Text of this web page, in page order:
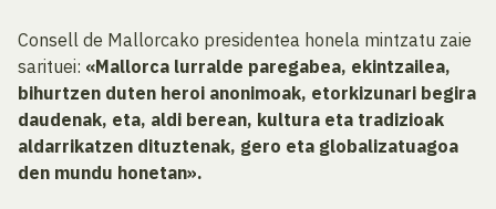
Consell de Mallorcako presidentea honela mintzatu zaie
sarituei: «Mallorca lurralde paregabea, ekintzailea,
bihurtzen duten heroi anonimoak, etorkizunari begira
daudenak, eta, aldi berean, kultura eta tradizioak
aldarrikatzen dituztenak, gero eta globalizatuagoa
den mundu honetan».